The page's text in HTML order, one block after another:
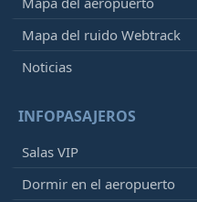
Mapa del ruido Webtrack
Noticias
INFOPASAJEROS
Salas VIP
Dormir en el aeropuerto